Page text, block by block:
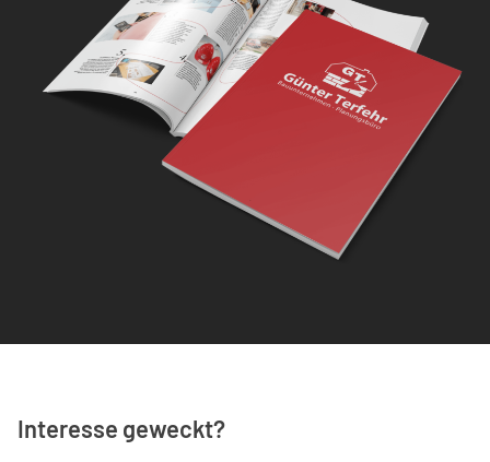
Interesse geweckt?